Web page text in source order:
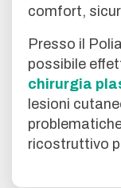
comfort,
Presso il
possibile
chirurgia
lesioni
ricostruttivo